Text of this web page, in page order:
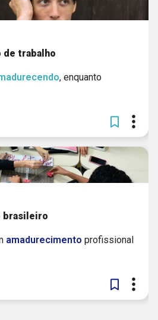
de trabalho
, enquanto
brasileiro
amadurecimento profissional